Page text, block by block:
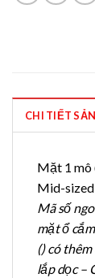
CHI TIẾT
Mặt 1 mô
Mid-sized
Mã số
mặt ổ
() có
lắp dọc –